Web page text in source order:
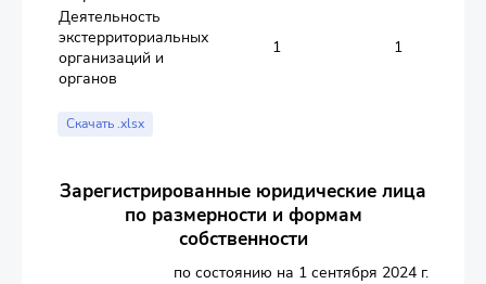
Деятельность
экстерриториальных
организаций и
органов
1 1
Скачать .xlsx
Зарегистрированные юридические лица
по размерности и формам
собственности
по состоянию на 1 сентября 2024 г.